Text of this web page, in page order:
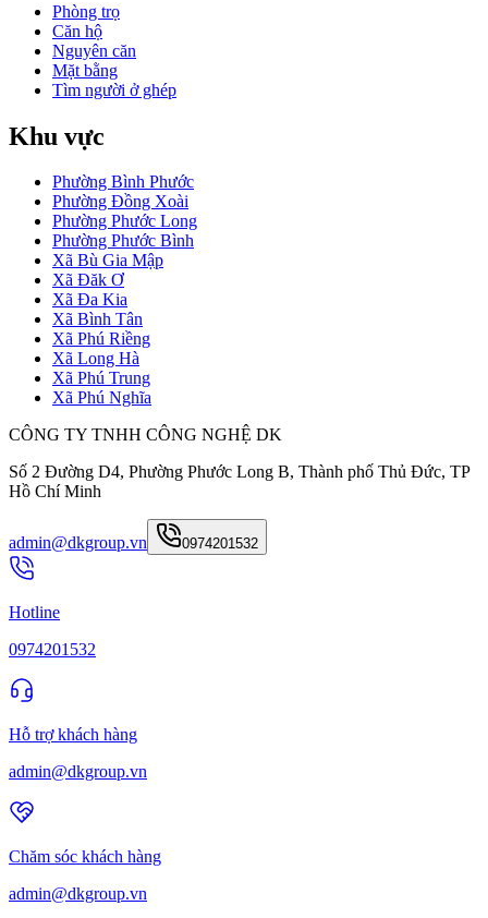
Phòng trọ
Căn hộ
Nguyên căn
Mặt bằng
Tìm người ở ghép
Khu vực
Phường Bình Phước
Phường Đồng Xoài
Phường Phước Long
Phường Phước Bình
Xã Bù Gia Mập
Xã Đăk Ơ
Xã Đa Kia
Xã Bình Tân
Xã Phú Riềng
Xã Long Hà
Xã Phú Trung
Xã Phú Nghĩa
CÔNG TY TNHH CÔNG NGHỆ DK
Số 2 Đường D4, Phường Phước Long B, Thành phố Thủ Đức, TP
Hồ Chí Minh
admin@dkgroup.vn 0974201532
Hotline
0974201532
Hỗ trợ khách hàng
admin@dkgroup.vn
Chăm sóc khách hàng
admin@dkgroup.vn